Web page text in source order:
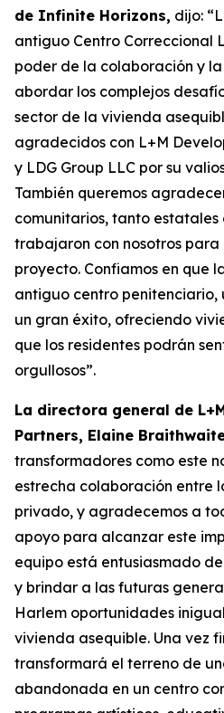
de Infinite Horizons, dijo:
antiguo Centro Correccional
poder de la colaboración y
abordar los complejos
sector de la vivienda
agradecidos con L+M
y LDG Group LLC por su
También queremos
comunitarios, tanto estatales
trabajaron con nosotros
proyecto. Confiamos en que
antiguo centro penitenciario,
un gran éxito, ofreciendo
que los residentes podrán
orgullosos”.
La directora general de
Partners, Elaine
transformadores como este
estrecha colaboración entre
privado, y agradecemos a
apoyo para alcanzar este
equipo está entusiasmado
y brindar a las futuras
Harlem oportunidades
vivienda asequible. Una vez
transformará el terreno de
abandonada en un centro